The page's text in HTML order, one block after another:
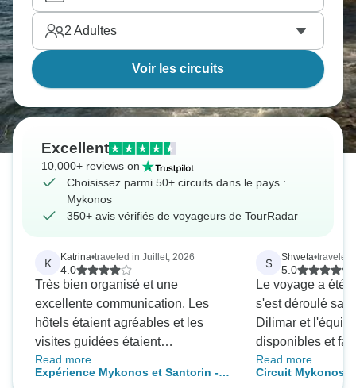
2 Adultes
Voir les circuits
Excellent
10,000+ reviews on
Choisissez parmi 50+ circuits dans le pays :
Mykonos
350+ avis vérifiés de voyageurs de TourRadar
K Katrina•traveled in Juillet, 2026
4.0
Très bien organisé et une
excellente communication. Les
hôtels étaient agréables et les
visites guidées étaient
intéressantes !
Read more
Expérience Mykonos et Santorin -
S Shweta•traveled
5.0
Le voyage a été
s'est déroulé
Dilimar et
disponibles et
J'ai adoré le
toujours
Read more
Circuit Mykonos